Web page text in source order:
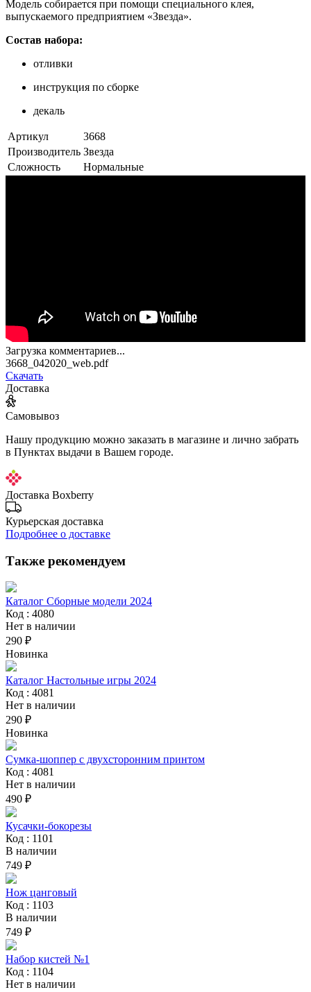
Модель собирается при помощи специального клея,
выпускаемого предприятием «Звезда».
Состав набора:
отливки
инструкция по сборке
декаль
Артикул
3668
Производитель Звезда
Сложность
Нормальные
Загрузка комментариев...
3668_042020_web.pdf
Скачать
Доставка
Самовывоз
Нашу продукцию можно заказать в магазине и лично забрать
в Пунктах выдачи в Вашем городе.
Доставка Boxberry
Курьерская доставка
Подробнее о доставке
Также рекомендуем
Каталог Сборные модели 2024
Код : 4080
Нет в наличии
290 ₽
Новинка
Каталог Настольные игры 2024
Код : 4081
Нет в наличии
290 ₽
Новинка
Сумка-шоппер с двухсторонним принтом
Код : 4081
Нет в наличии
490 ₽
Кусачки-бокорезы
Код : 1101
В наличии
749 ₽
Нож цанговый
Код : 1103
В наличии
749 ₽
Набор кистей №1
Код : 1104
Нет в наличии